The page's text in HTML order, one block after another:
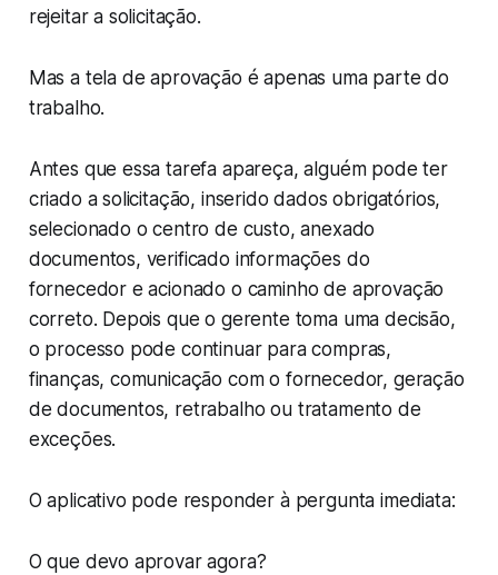
rejeitar a solicitação.
Mas a tela de aprovação é apenas uma parte do
trabalho.
Antes que essa tarefa apareça, alguém pode ter
criado a solicitação, inserido dados obrigatórios,
selecionado o centro de custo, anexado
documentos, verificado informações do
fornecedor e acionado o caminho de aprovação
correto. Depois que o gerente toma uma decisão,
o processo pode continuar para compras,
finanças, comunicação com o fornecedor, geração
de documentos, retrabalho ou tratamento de
exceções.
O aplicativo pode responder à pergunta imediata:
O que devo aprovar agora?